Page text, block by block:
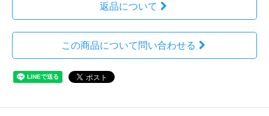
返品について
この商品について問い合わせる